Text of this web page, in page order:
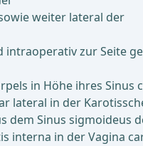
weiter lateral der
intraoperativ zur Seite
in Höhe ihres
in der
Sinus sigmoideus
interna in der Vagina